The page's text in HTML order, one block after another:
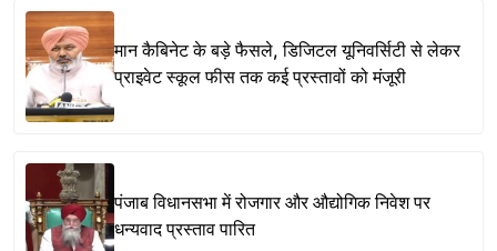
मान कैबिनेट के बड़े फैसले, डिजिटल यूनिवर्सिटी से लेकर
प्राइवेट स्कूल फीस तक कई प्रस्तावों को मंजूरी
पंजाब विधानसभा में रोजगार और औद्योगिक निवेश पर
धन्यवाद प्रस्ताव पारित